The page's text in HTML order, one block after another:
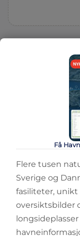
Få
Flere tusen
Sverige og
fasiliteter,
oversiktsbilder